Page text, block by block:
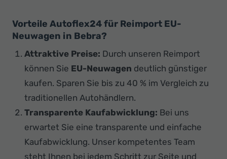
Vorteile Autoflex24 für Reimport EU-
Neuwagen in Bebra?
Attraktive Preise: Durch unseren Reimport
können Sie EU-Neuwagen deutlich günstiger
kaufen. Sparen Sie bis zu 40 % im Vergleich zu
traditionellen Autohändlern.
Transparente Kaufabwicklung: Bei uns
erwartet Sie eine transparente und einfache
Kaufabwicklung. Unser kompetentes Team
steht Ihnen bei jedem Schritt zur Seite und